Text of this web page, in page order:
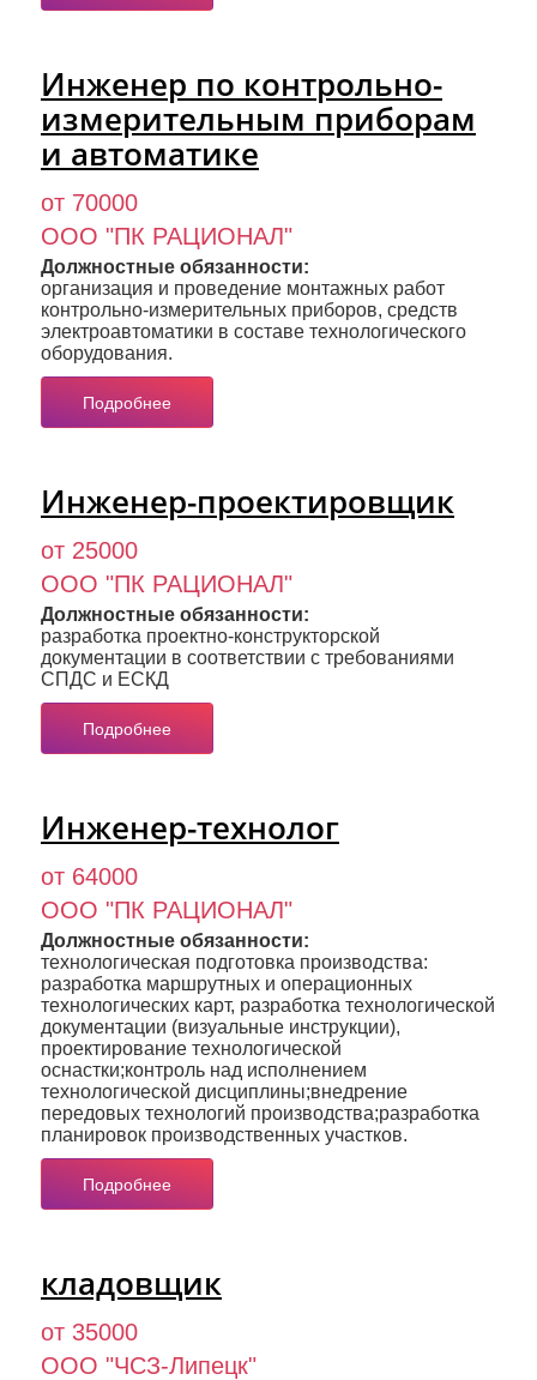
Инженер по контрольно-
измерительным приборам
и автоматике
от 70000
ООО "ПК РАЦИОНАЛ"
Должностные обязанности:
организация и проведение монтажных работ
контрольно-измерительных приборов, средств
электроавтоматики в составе технологического
оборудования.
Подробнее
Инженер-проектировщик
от 25000
ООО "ПК РАЦИОНАЛ"
Должностные обязанности:
разработка проектно-конструкторской
документации в соответствии с требованиями
СПДС и ЕСКД
Подробнее
Инженер-технолог
от 64000
ООО "ПК РАЦИОНАЛ"
Должностные обязанности:
технологическая подготовка производства:
разработка маршрутных и операционных
технологических карт, разработка технологической
документации (визуальные инструкции),
проектирование технологической
оснастки;контроль над исполнением
технологической дисциплины;внедрение
передовых технологий производства;разработка
планировок производственных участков.
Подробнее
кладовщик
от 35000
ООО "ЧСЗ-Липецк"